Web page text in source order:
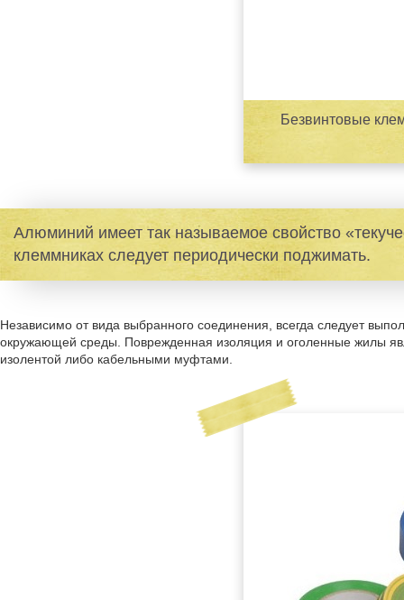
Безвинтовые
Алюминий имеет так называемое свойство
клеммниках следует периодически поджимать.
Независимо от вида выбранного соединения, всегда следует
окружающей среды. Поврежденная изоляция и оголенные жилы
изолентой либо кабельными муфтами.